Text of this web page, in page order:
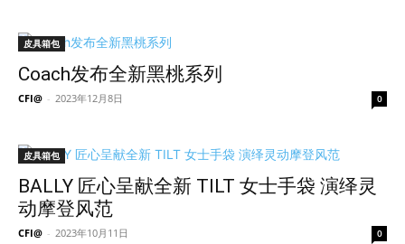
皮具箱包
Coach发布全新黑桃系列
CFI@ - 2023年12月8日 0
皮具箱包
BALLY 匠心呈献全新 TILT 女士手袋 演绎灵
动摩登风范
CFI@ - 2023年10月11日 0